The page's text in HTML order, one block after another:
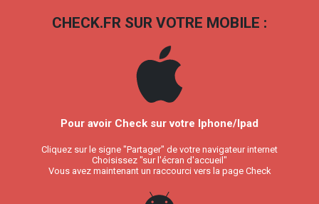
CHECK.FR SUR VOTRE MOBILE :
Pour avoir Check sur votre Iphone/Ipad
Cliquez sur le signe "Partager" de votre navigateur internet
Choisissez "sur l'écran d'accueil"
Vous avez maintenant un raccourci vers la page Check